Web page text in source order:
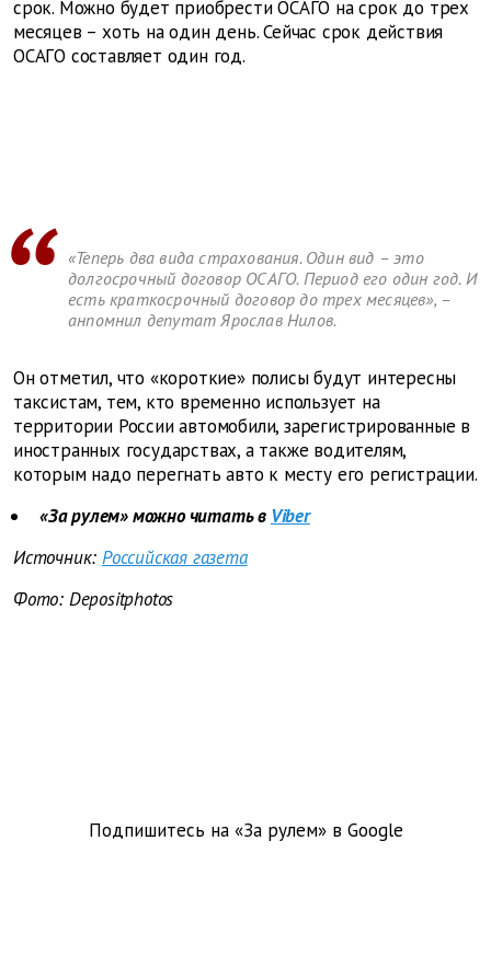
срок. Можно будет приобрести ОСАГО на срок до трех
месяцев – хоть на один день. Сейчас срок действия
ОСАГО составляет один год.
«Теперь два вида страхования. Один вид – это
долгосрочный договор ОСАГО. Период его один год. И
есть краткосрочный договор до трех месяцев», –
анпомнил депутат Ярослав Нилов.
Он отметил, что «короткие» полисы будут интересны
таксистам, тем, кто временно использует на
территории России автомобили, зарегистрированные в
иностранных государствах, а также водителям,
которым надо перегнать авто к месту его регистрации.
«За рулем» можно читать в Viber
Источник: Российская газета
Фото: Depositphotos
Подпишитесь на «За рулем» в Google